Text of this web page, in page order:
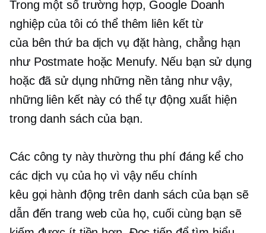
Trong một số trường hợp, Google Doanh
nghiệp của tôi có thể thêm liên kết từ
của bên thứ badịch vụ đặt hàng, chẳng hạn
như Postmate hoặc Menufy. Nếu bạn sử dụng
hoặc đã sử dụng những nền tảng như vậy,
những liên kết này có thể tự động xuất hiện
trong danh sách của bạn.
Các công ty này thường thu phí đáng kể cho
các dịch vụ của họ vì vậy nếu chính
kêu gọi hành động trên danh sách của bạn sẽ
dẫn đến trang web của họ, cuối cùng bạn sẽ